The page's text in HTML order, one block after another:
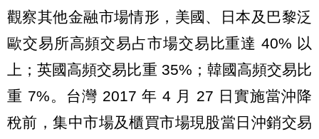
觀察其他金融市場情形，美國、日本及巴黎泛
歐交易所高頻交易占市場交易比重達 40% 以
上；英國高頻交易比重 35%；韓國高頻交易比
重 7%。台灣 2017 年 4 月 27 日實施當沖降
稅前，集中市場及櫃買市場現股當日沖銷交易